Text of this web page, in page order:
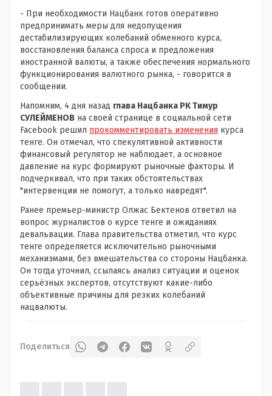
- При необходимости Нацбанк готов оперативно
предпринимать меры для недопущения
дестабилизирующих колебаний обменного курса,
восстановления баланса спроса и предложения
иностранной валюты, а также обеспечения нормального
функционирования валютного рынка, - говорится в
сообщении.
Напомним, 4 дня назад глава Нацбанка РК Тимур
СУЛЕЙМЕНОВ на своей странице в социальной сети
Facebook решил прокомментировать изменения курса
тенге. Он отмечал, что спекулятивной активности
финансовый регулятор не наблюдает, а основное
давление на курс формируют рыночные факторы. И
подчеркивал, что при таких обстоятельствах
"интервенции не помогут, а только навредят".
Ранее премьер-министр Олжас Бектенов ответил на
вопрос журналистов о курсе тенге и ожиданиях
девальвации. Глава правительства отметил, что курс
тенге определяется исключительно рыночными
механизмами, без вмешательства со стороны Нацбанка.
Он тогда уточнил, ссылаясь анализ ситуации и оценок
серьёзных экспертов, отсутствуют какие-либо
объективные причины для резких колебаний
нацвалюты.
Поделиться